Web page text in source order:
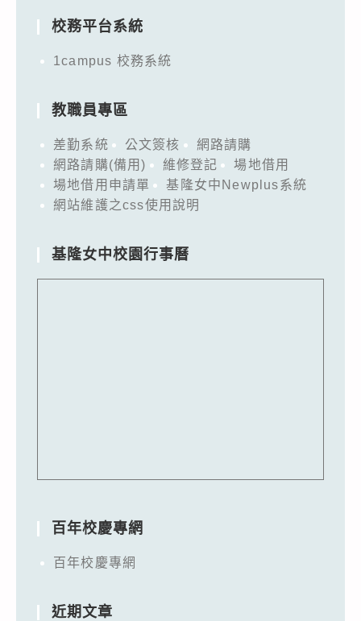
校務平台系統
1campus 校務系統
教職員專區
差勤系統 公文簽核
網路請購
網路請購(備用)
維修登記
場地借用
場地借用申請單
基隆女中Newplus系統
網站維護之css使用說明
基隆女中校園行事曆
百年校慶專網
百年校慶專網
近期文章